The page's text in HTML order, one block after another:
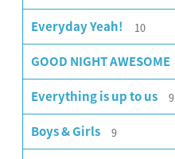
Everyday Yeah! 10
GOOD NIGHT AWESOME
Everything is up to us 9
Boys & Girls 9